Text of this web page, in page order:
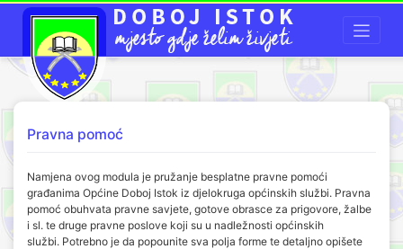
Pravna pomoć
Namjena ovog modula je pružanje besplatne pravne pomoći
građanima Općine Doboj Istok iz djelokruga općinskih službi. Pravna
pomoć obuhvata pravne savjete, gotove obrasce za prigovore, žalbe
i sl. te druge pravne poslove koji su u nadležnosti općinskih
službi. Potrebno je da popounite sva polja forme te detaljno opišete